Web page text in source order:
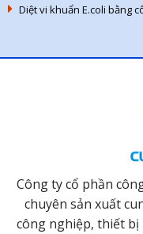
Diệt vi khuẩn E.coli bằng
Công ty cổ phần
chuyên sản xuất
công nghiệp, thiết